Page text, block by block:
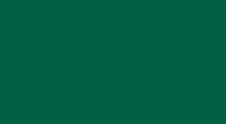
nouvelle fenêtre)
une nouvelle fenêtre)